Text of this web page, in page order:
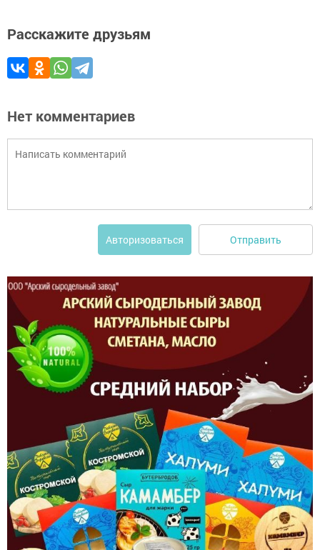
Расскажите друзьям
Нет комментариев
Авторизоваться Отправить